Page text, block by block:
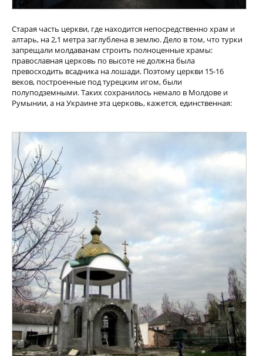
Старая часть церкви, где находится непосредственно храм и
алтарь, на 2,1 метра заглублена в землю. Дело в том, что турки
запрещали молдаванам строить полноценные храмы:
православная церковь по высоте не должна была
превосходить всадника на лошади. Поэтому церкви 15-16
веков, построенные под турецким игом, были
полуподземными. Таких сохранилось немало в Молдове и
Румынии, а на Украине эта церковь, кажется, единственная: